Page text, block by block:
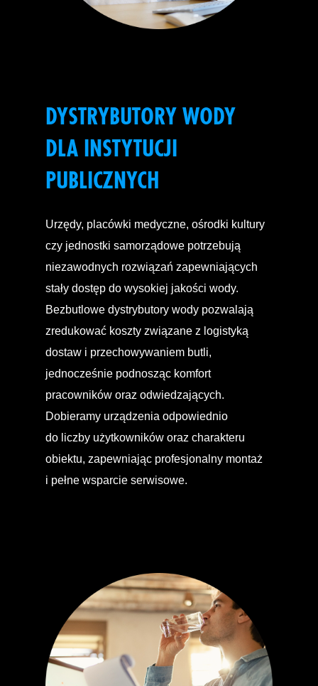
DYSTRYBUTORY WODY
DLA INSTYTUCJI
PUBLICZNYCH
Urzędy, placówki medyczne, ośrodki kultury
czy jednostki samorządowe potrzebują
niezawodnych rozwiązań zapewniających
stały dostęp do wysokiej jakości wody.
Bezbutlowe dystrybutory wody pozwalają
zredukować koszty związane z logistyką
dostaw i przechowywaniem butli,
jednocześnie podnosząc komfort
pracowników oraz odwiedzających.
Dobieramy urządzenia odpowiednio
do liczby użytkowników oraz charakteru
obiektu, zapewniając profesjonalny montaż
i pełne wsparcie serwisowe.